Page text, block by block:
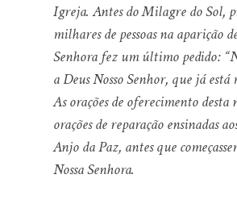
Igreja. Antes do Milagre do Sol,
milhares de pessoas na aparição
Senhora fez um último pedido:
a Deus Nosso Senhor, que já
As orações de oferecimento desta
orações de reparação ensinadas
Anjo da Paz, antes que
Nossa Senhora.